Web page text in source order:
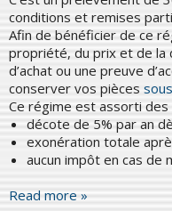
conditions et remises
Afin de bénéficier de ce
propriété, du prix et de la
d’achat ou une preuve
conserver vos pièces
Ce régime est assorti
décote de 5% par an
exonération totale
aucun impôt en cas de
Read more »